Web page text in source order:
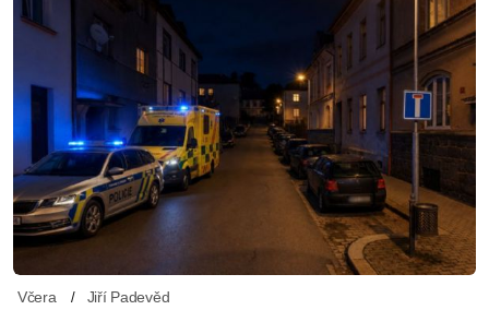
Včera Jiří Padevěd